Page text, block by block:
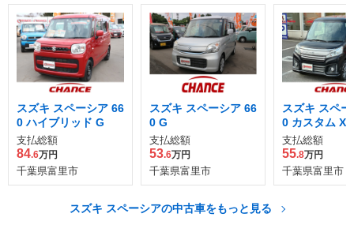
スズキ スペーシア 66
0 ハイブリッド G
支払総額
84.6万円
千葉県富里市
スズキ スペーシア 66
0 G
支払総額
53.6万円
千葉県富里市
スズキ スペ
0 カスタム XS
支払総額
55.8万円
千葉県富里市
スズキ スペーシアの中古車をもっと見る